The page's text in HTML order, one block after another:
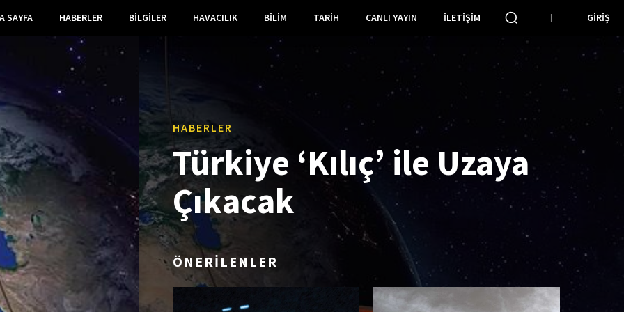
SAYFA HABERLER BILGILER HAVACILIK BILIM TARIH CANLI YAYIN İLETIŞIM GIRIŞ
HABERLER
Türkiye ‘Kılıç’ ile Uzaya
Çıkacak
ÖNERİLENLER